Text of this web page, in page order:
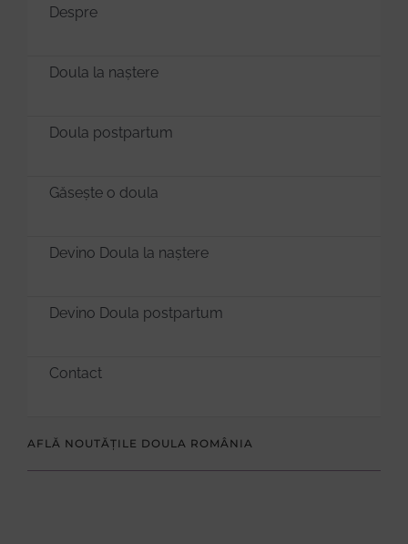
Despre
Doula la naștere
Doula postpartum
Găsește o doula
Devino Doula la naștere
Devino Doula postpartum
Contact
AFLĂ NOUTĂȚILE DOULA ROMÂNIA